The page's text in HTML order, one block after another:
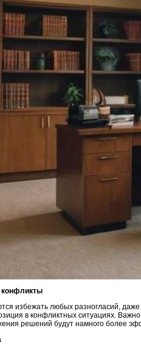
конфликты
избежать любых разногласий,
в конфликтных ситуациях.
решений будут намного более